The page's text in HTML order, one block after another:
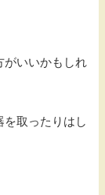
がいいかもしれ
取ったりはし